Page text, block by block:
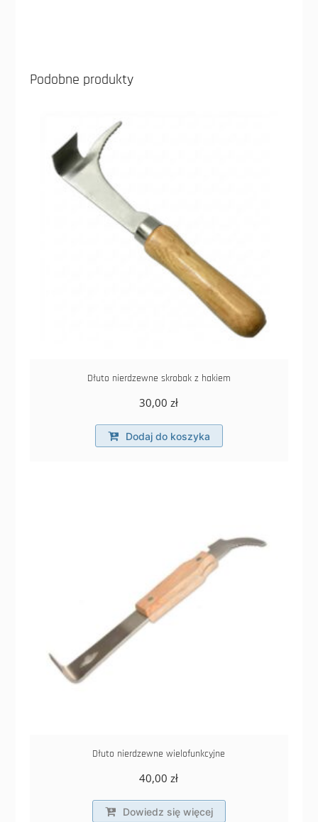
Podobne produkty
Dłuto nierdzewne skrobak z hakiem
30,00zł
Dodaj do koszyka
Dłuto nierdzewne wielofunkcyjne
40,00zł
Dowiedz się więcej